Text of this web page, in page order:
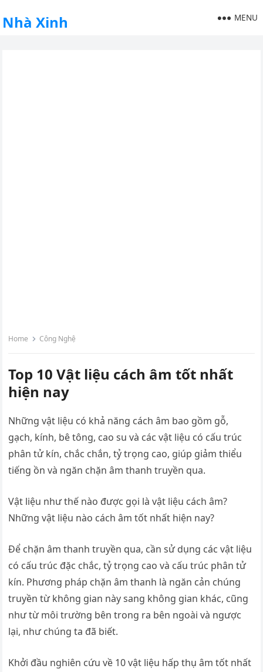
Nhà Xinh MENU
Home Công Nghệ
Top 10 Vật liệu cách âm tốt nhất
hiện nay
Những vật liệu có khả năng cách âm bao gồm gỗ,
gạch, kính, bê tông, cao su và các vật liệu có cấu trúc
phân tử kín, chắc chắn, tỷ trọng cao, giúp giảm thiểu
tiếng ồn và ngăn chặn âm thanh truyền qua.
Vật liệu như thế nào được gọi là vật liệu cách âm?
Những vật liệu nào cách âm tốt nhất hiện nay?
Để chặn âm thanh truyền qua, cần sử dụng các vật liệu
có cấu trúc đặc chắc, tỷ trọng cao và cấu trúc phân tử
kín. Phương pháp chặn âm thanh là ngăn cản chúng
truyền từ không gian này sang không gian khác, cũng
như từ môi trường bên trong ra bên ngoài và ngược
lại, như chúng ta đã biết.
Khởi đầu nghiên cứu về 10 vật liệu hấp thụ âm tốt nhất